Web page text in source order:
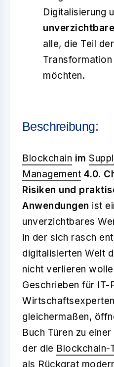
Digitalisierung
alle, die Teil
Transformation
möchten.
Beschreibung:
Blockchain im
Management 4.0.
Risiken und
Anwendungen ist
unverzichtbares
in der sich rasch
digitalisierten Welt
nicht verlieren
Geschrieben für IT-
Wirtschaftsexperten
gleichermaßen,
Buch Türen zu
der die Blockchain-
als Rückgrat